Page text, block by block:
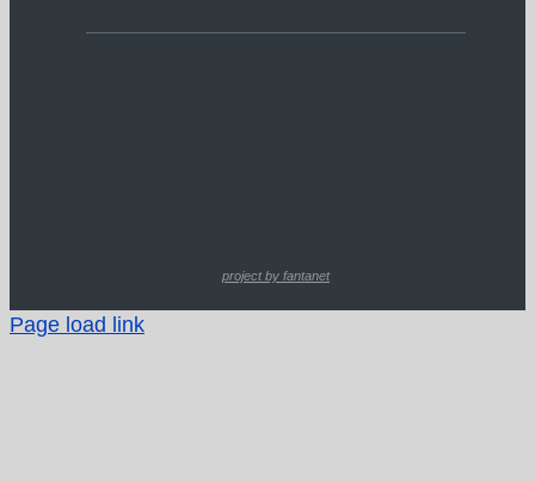
project by fantanet
Page load link